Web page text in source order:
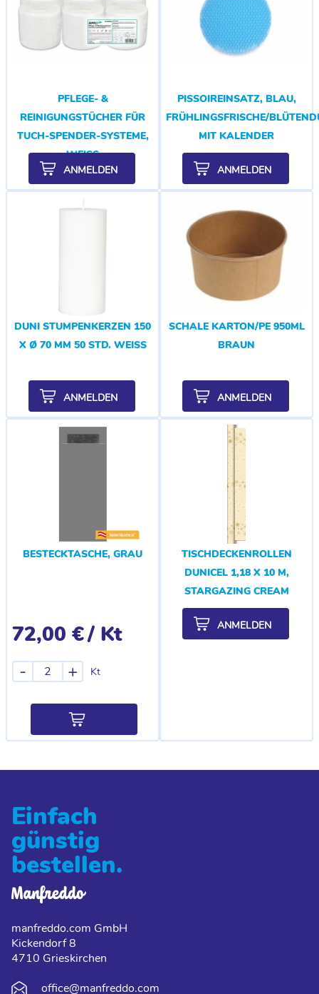
PFLEGE- &
REINIGUNGSTÜCHER FÜR
TUCH-SPENDER-SYSTEME,
WEISS
ANMELDEN
PISSOIREINSATZ, BLAU,
FRÜHLINGSFRISCHE/
MIT KALENDER
ANMELDEN
DUNI STUMPENKERZEN 150
X Ø 70 MM 50 STD. WEISS
ANMELDEN
SCHALE KARTON/PE 950ML
BRAUN
ANMELDEN
BESTECKTASCHE, GRAU
72,00 €/ Kt
Kt
- +
TISCHDECKENROLLEN
DUNICEL 1,18 X 10 M,
STARGAZING CREAM
ANMELDEN
Einfach
günstig
bestellen.
manfreddo.com GmbH
Kickendorf 8
4710 Grieskirchen
office@manfreddo.com